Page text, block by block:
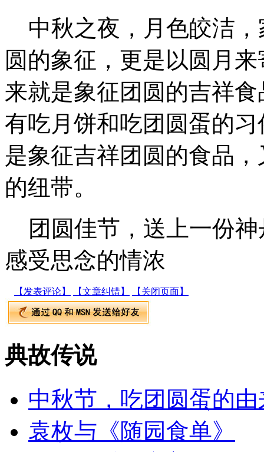
中秋之夜，月色皎洁，
圆的象征，更是以圆月
来就是象征团圆的吉祥
有吃月饼和吃团圆蛋的
是象征吉祥团圆的食品
的纽带。
团圆佳节，送上一份神
感受思念的情浓
【发表评论】 【文章纠错】 【关闭页面】
典故传说
中秋节，吃团圆蛋的由
袁枚与《随园食单》